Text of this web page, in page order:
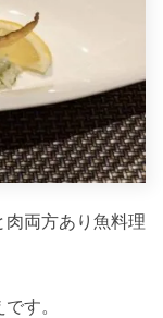
肉両方あり魚料理
す。